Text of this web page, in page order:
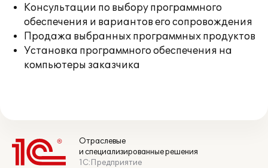
Консультации по выбору программного
обеспечения и вариантов его сопровождения
Продажа выбранных программных продуктов
Установка программного обеспечения на
компьютеры заказчика
Отраслевые
и специализированные решения
1С:Предприятие